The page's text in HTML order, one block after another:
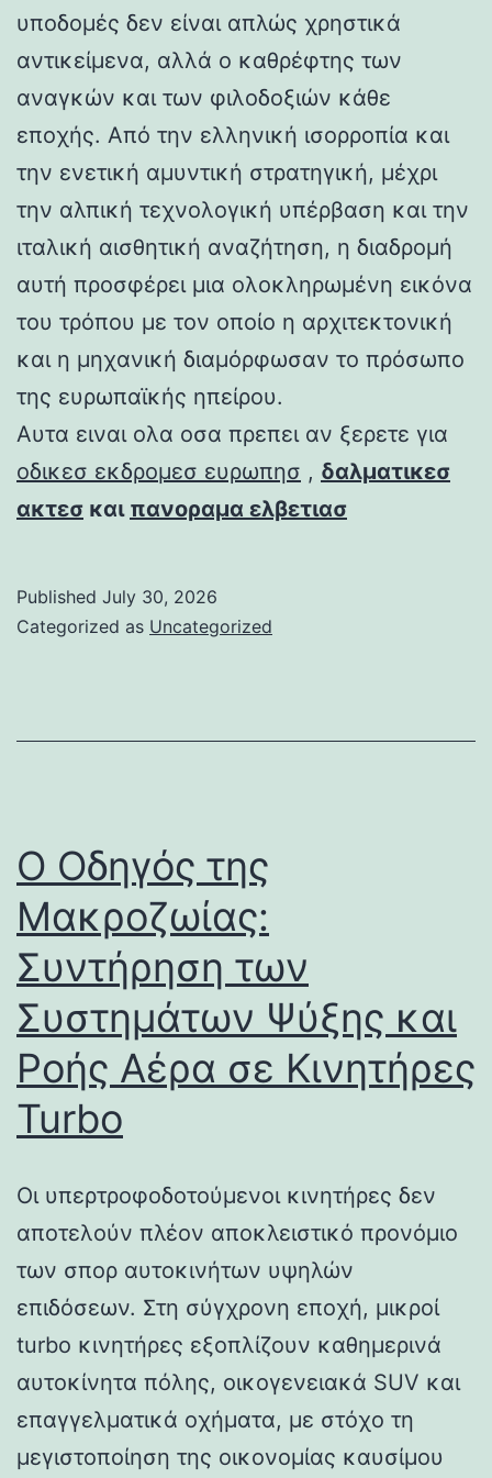
υποδομές δεν είναι απλώς χρηστικά
αντικείμενα, αλλά ο καθρέφτης των
αναγκών και των φιλοδοξιών κάθε
εποχής. Από την ελληνική ισορροπία και
την ενετική αμυντική στρατηγική, μέχρι
την αλπική τεχνολογική υπέρβαση και την
ιταλική αισθητική αναζήτηση, η διαδρομή
αυτή προσφέρει μια ολοκληρωμένη εικόνα
του τρόπου με τον οποίο η αρχιτεκτονική
και η μηχανική διαμόρφωσαν το πρόσωπο
της ευρωπαϊκής ηπείρου.
Αυτα ειναι ολα οσα πρεπει αν ξερετε για
οδικεσ εκδρομεσ ευρωπησ , δαλματικεσ
ακτεσ και πανοραμα ελβετιασ
Published July 30, 2026
Categorized as Uncategorized
Ο Οδηγός της
Μακροζωίας:
Συντήρηση των
Συστημάτων Ψύξης και
Ροής Αέρα σε Κινητήρες
Turbo
Οι υπερτροφοδοτούμενοι κινητήρες δεν
αποτελούν πλέον αποκλειστικό προνόμιο
των σπορ αυτοκινήτων υψηλών
επιδόσεων. Στη σύγχρονη εποχή, μικροί
turbo κινητήρες εξοπλίζουν καθημερινά
αυτοκίνητα πόλης, οικογενειακά SUV και
επαγγελματικά οχήματα, με στόχο τη
μεγιστοποίηση της οικονομίας καυσίμου